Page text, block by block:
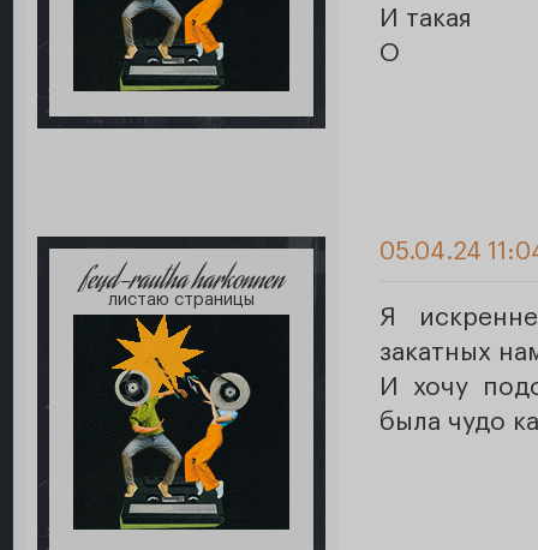
И такая
О
feyd-rautha harkonnen
листаю страницы
05.04.24
Я
закатных
И хочу
была чудо